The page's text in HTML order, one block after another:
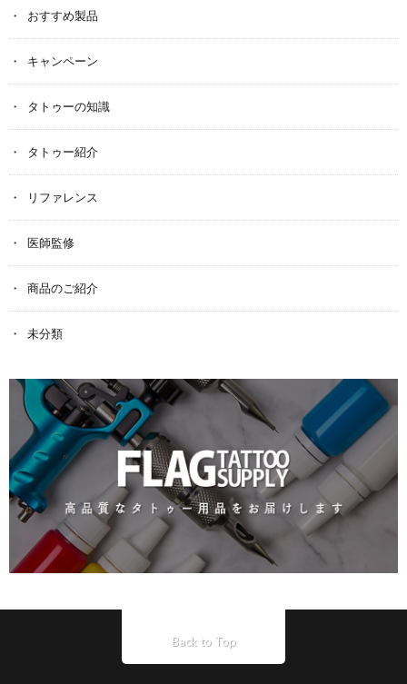
おすすめ製品
キャンペーン
タトゥーの知識
タトゥー紹介
リファレンス
医師監修
商品のご紹介
未分類
Back to Top